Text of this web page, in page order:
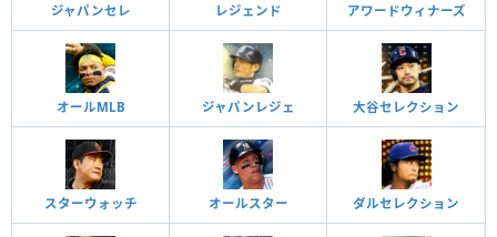
ジャパンセレ レジェンド アワードウィナーズ
オールMLB ジャパンレジェ 大谷セレクション
スターウォッチ オールスター ダルセレクション